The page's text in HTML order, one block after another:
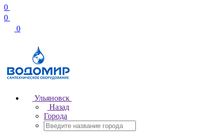
0
0
0
Ульяновск
Назад
Города